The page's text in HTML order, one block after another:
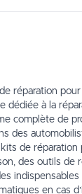
réparation pour
dédiée à la
complète de
des
de réparation
des outils de
en cas